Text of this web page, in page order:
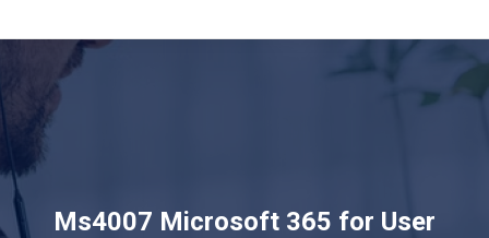
Ms4007 Microsoft 365 for User